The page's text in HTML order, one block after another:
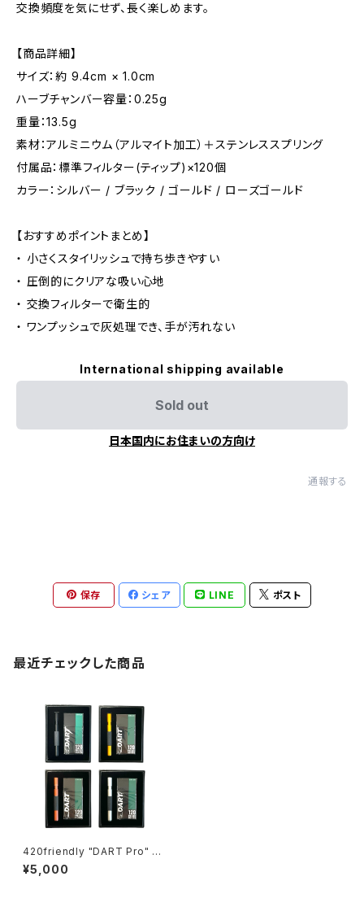
交換頻度を気にせず、長く楽しめます。
【商品詳細】
サイズ：約 9.4cm × 1.0cm
ハーブチャンバー容量：0.25g
重量：13.5g
素材：アルミニウム（アルマイト加工）＋ステンレススプリング
付属品：標準フィルター(ティップ)×120個
カラー：シルバー / ブラック / ゴールド / ローズゴールド
【おすすめポイントまとめ】
・ 小さくスタイリッシュで持ち歩きやすい
・ 圧倒的にクリアな吸い心地
・ 交換フィルターで衛生的
・ ワンプッシュで灰処理でき、手が汚れない
International shipping available
Sold out
日本国内にお住まいの方向け
通報する
保存 シェア LINE ポスト
最近チェックした商品
420friendly "DART Pro" ダ
ートプロ 革新的ミニパイプ × 高
機能フィルターシステム (カラー
¥5,000